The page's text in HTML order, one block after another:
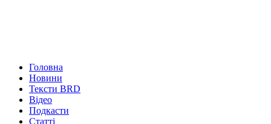
Головна
Новини
Тексти BRD
Відео
Подкасти
Статті